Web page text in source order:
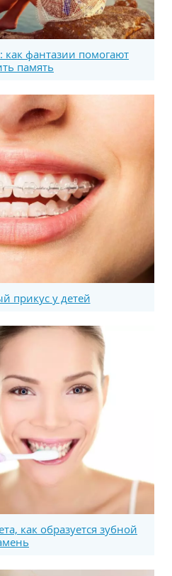
как фантазии помогают
память
прикус у детей
как образуется зубной